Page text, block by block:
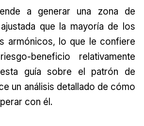
a generar una zona de
que la mayoría de los
armónicos, lo que le confiere
beneficio relativamente
guía sobre el patrón de
un análisis detallado de cómo
con él.